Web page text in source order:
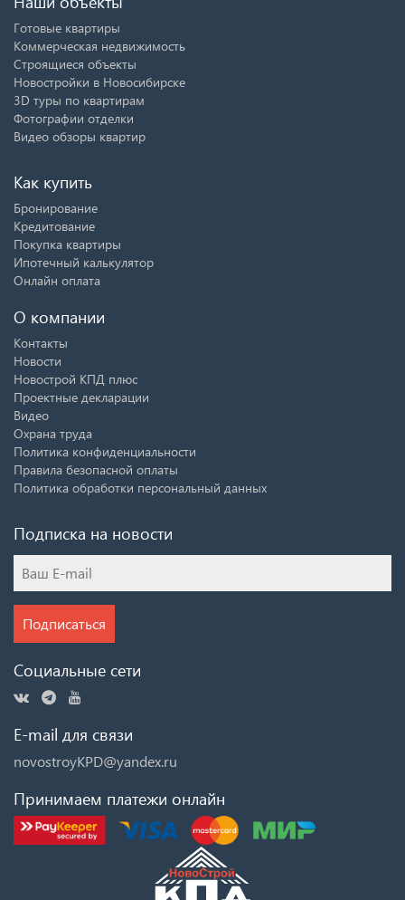
Готовые квартиры
Коммерческая недвижимость
Строящиеся объекты
Новостройки в Новосибирске
3D туры по квартирам
Фотографии отделки
Видео обзоры квартир
Как купить
Бронирование
Кредитование
Покупка квартиры
Ипотечный калькулятор
Онлайн оплата
О компании
Контакты
Новости
Новострой КПД плюс
Проектные декларации
Видео
Охрана труда
Политика конфиденциальности
Правила безопасной оплаты
Политика обработки персональный данных
Подписка на новости
Подписаться
Социальные сети
E-mail для связи
novostroyKPD@yandex.ru
Принимаем платежи онлайн